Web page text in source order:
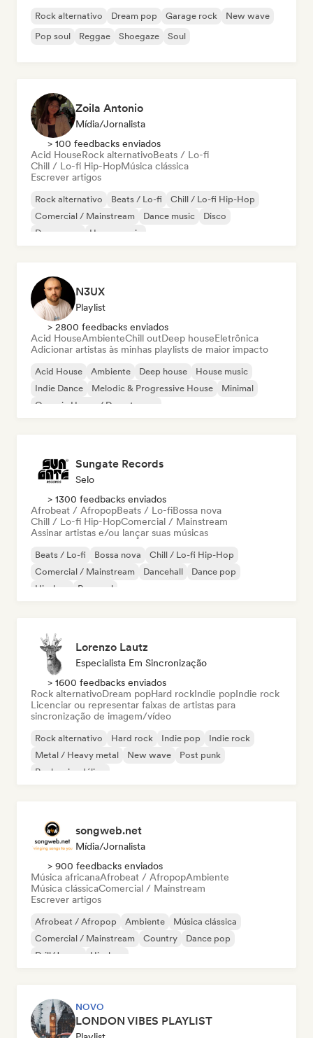
Rock alternativo Dream pop Garage rock
New wave
Pop soul
Reggae Shoegaze Soul
Zoila Antonio
Mídia/Jornalista
> 100 feedbacks enviados
Acid HouseRock alternativoBeats / Lo-fi
Chill / Lo-fi Hip-HopMúsica clássica
Escrever artigos
Rock alternativo Beats / Lo-fi
Chill / Lo-fi Hip-Hop
Comercial / Mainstream
Dance music
Disco
Dream pop
House music
N3UX
Playlist
> 2800 feedbacks enviados
Acid HouseAmbienteChill outDeep houseEletrônica
Adicionar artistas às minhas playlists de maior impacto
Acid House Ambiente Deep house
House music
Indie Dance
Melodic & Progressive House
Minimal
Organic House / Downtempo
Sungate Records
Selo
> 1300 feedbacks enviados
Afrobeat / AfropopBeats / Lo-fiBossa nova
Chill / Lo-fi Hip-HopComercial / Mainstream
Assinar artistas e/ou lançar suas músicas
Beats / Lo-fi Bossa nova
Chill / Lo-fi Hip-Hop
Comercial / Mainstream
Dancehall
Dance pop
Hip-hop
Pop soul
Lorenzo Lautz
Especialista Em Sincronização
> 1600 feedbacks enviados
Rock alternativoDream popHard rockIndie popIndie rock
Licenciar ou representar faixas de artistas para
sincronização de imagem/vídeo
Rock alternativo Hard rock Indie pop
Indie rock
Metal / Heavy metal
New wave
Post punk
Rock psicodélico
songweb.net
Mídia/Jornalista
> 900 feedbacks enviados
Música africanaAfrobeat / AfropopAmbiente
Música clássicaComercial / Mainstream
Escrever artigos
Afrobeat / Afropop Ambiente
Música clássica
Comercial / Mainstream
Country
Dance pop
Drill/Jersey
Hip-hop
NOVO
LONDON VIBES PLAYLIST